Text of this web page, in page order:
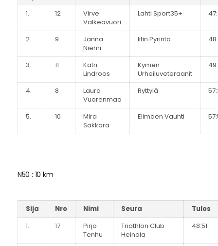
1.
12
Virve
Valkeavuori
Lahti Sport35+
2. 9
Janna
Niemi
Iitin Pyrintö
3. 11
Katri
Lindroos
Kymen
Urheiluveteraanit
4. 8
Laura
Vuorenmaa
Ryttylä
5. 10
Mira
Sakkara
Elimäen Vauhti
N50 : 10 km
Sija Nro Nimi Seura
Tulos
1.
17
Pirjo
Tenhu
Triathlon Club
Heinola
48:51